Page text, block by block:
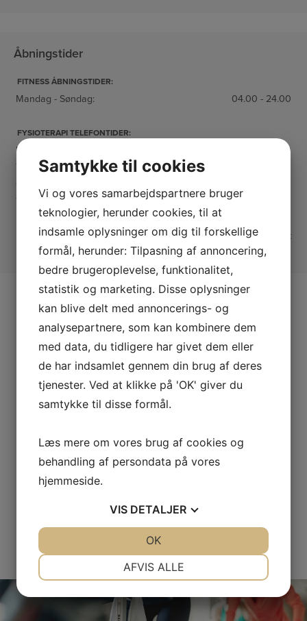
Åbningstider
FITNESS ÅBNINGSTIDER:
Mandag - Søndag: 04.00 - 24.00
FYSIOTERAPI TELEFONTIDER:
Mandag:
07.30 - 15.30
Tirsdag:
Torsdag:
10.00 - 19.00
Fredag:
Lørdag - Søndag:
Lukket
Samtykke til cookies
Vi og vores samarbejdspartnere bruger
teknologier, herunder cookies, til at
indsamle oplysninger om dig til forskellige
formål, herunder: Tilpasning af annoncering,
bedre brugeroplevelse, funktionalitet,
statistik og marketing. Disse oplysninger
kan blive delt med annoncerings- og
analysepartnere, som kan kombinere dem
med data, du tidligere har givet dem eller
de har indsamlet gennem din brug af deres
tjenester. Ved at klikke på 'OK' giver du
samtykke til disse formål.
Læs mere om vores brug af cookies og
behandling af persondata på vores
hjemmeside.
VIS DETALJER
MARKETING STATISTIK
AFVIS ALLE
OK